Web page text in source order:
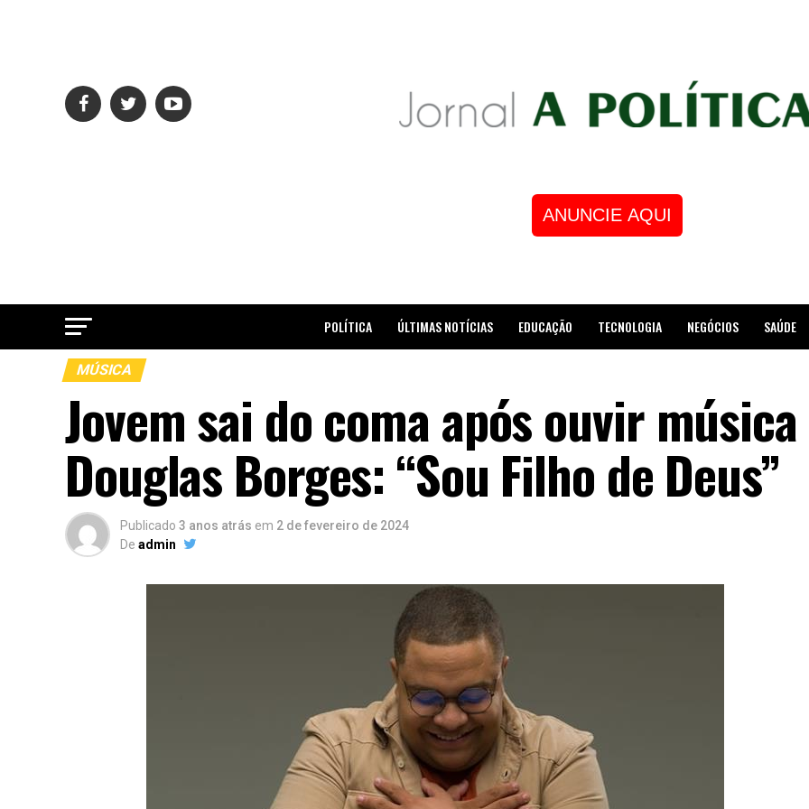
ANUNCIE AQUI
POLÍTICA ÚLTIMAS NOTÍCIAS EDUCAÇÃO TECNOLOGIA NEGÓCIOS SAÚDE
MÚSICA
Jovem sai do coma após ouvir
Douglas Borges: “Sou Filho de Deus”
Publicado 3 anos atrás em 2 de fevereiro de 2024
De admin